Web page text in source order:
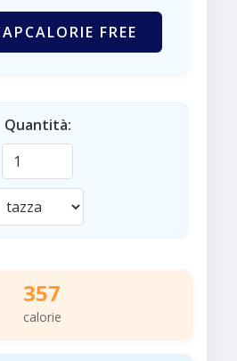
FREE
Quantità:
357
calorie